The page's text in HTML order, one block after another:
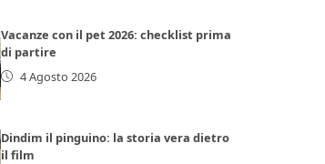
Vacanze con il pet 2026: checklist prima
di partire
4 Agosto 2026
Dindim il pinguino: la storia vera dietro
il film